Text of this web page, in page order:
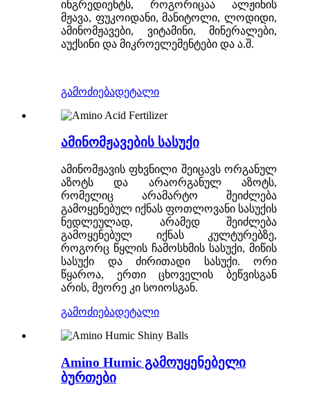
ინგრედიენტს, როგორიცაა ალჟინის
მჟავა, ფუკოიდანი, მანიტოლი, ლოდიდი,
ამინომჟავები, ვიტამინი, მინერალები,
აუქსინი და მიკროელემენტები და ა.შ.
გამოძიებადეტალი
ამინომჟავების სასუქი
ამინომჟავის ფხვნილი შეიცავს ორგანულ
აზოტს და არაორგანულ აზოტს,
რომელიც არამარტო შეიძლება
გამოყენებულ იქნას ფოთლოვანი სასუქის
ნედლეულად, არამედ შეიძლება
გამოყენებულ იქნას კულტურებზე,
როგორც წყლის ჩამოსხმის სასუქი, მიწის
სასუქი და ძირითადი სასუქი. ორი
წყაროა, ერთი ცხოველის ბეწვისგან
არის, მეორე კი სოიოსგან.
გამოძიებადეტალი
Amino Humic გამოუყენებელი
ბურთები